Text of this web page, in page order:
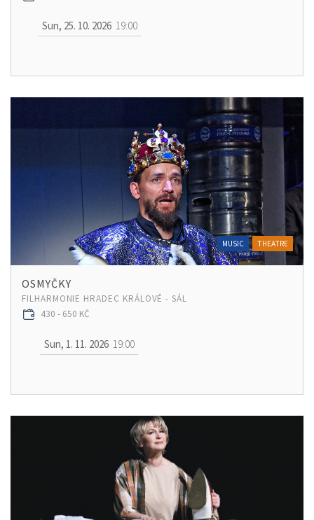
Sun, 25. 10. 2026 19:00
MUSIC THEATRE
OSMYČKY
FILHARMONIE HRADEC KRÁLOVÉ - SÁL
430 - 650 KČ
Sun, 1. 11. 2026 19:00